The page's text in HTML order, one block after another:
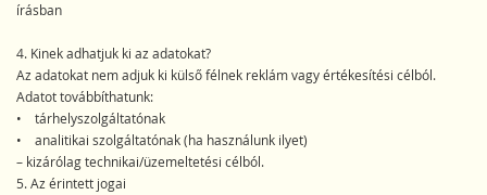
írásban
4. Kinek adhatjuk ki az adatokat?
Az adatokat nem adjuk ki külső félnek reklám vagy értékesítési célból.
Adatot továbbíthatunk:
• tárhelyszolgáltatónak
• analitikai szolgáltatónak (ha használunk ilyet)
– kizárólag technikai/üzemeltetési célból.
5. Az érintett jogai